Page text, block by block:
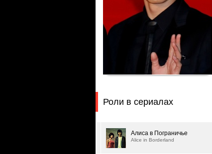
Роли в сериалах
Алиса в Пограничье
Alice in Borderland